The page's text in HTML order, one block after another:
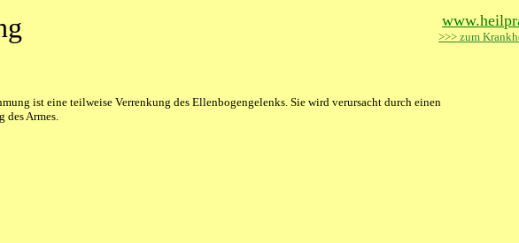
>>> zum
ist eine teilweise Verrenkung des Ellenbogengelenks. Sie wird verursacht durch einen
des Armes.